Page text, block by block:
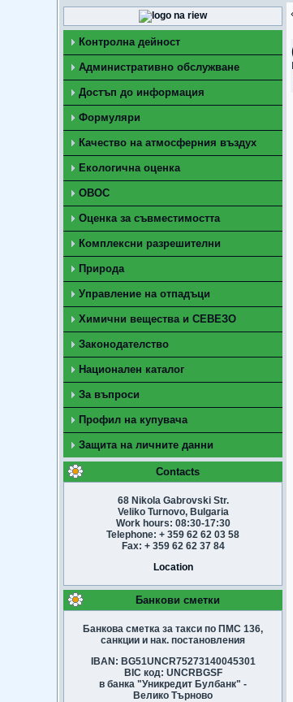
Контролна дейност
Административно обслужване
Достъп до информация
Формуляри
Качество на атмосферния въздух
Екологична оценка
ОВОС
Оценка за съвместимостта
Комплексни разрешителни
Природа
Управление на отпадъци
Химични вещества и СЕВЕЗО
Законодателство
Национален каталог
За въпроси
Профил на купувача
Защита на личните данни
Contacts
68 Nikola Gabrovski Str.
Veliko Turnovo, Bulgaria
Work hours: 08:30-17:30
Telephone: + 359 62 62 03 58
Fax: + 359 62 62 37 84
Location
Банкови сметки
Банкова сметка за такси по ПМС 136,
санкции и нак. постановления
IBAN: BG51UNCR75273140045301
BIC код: UNCRBGSF
в банка "Уникредит Булбанк" -
Велико Търново